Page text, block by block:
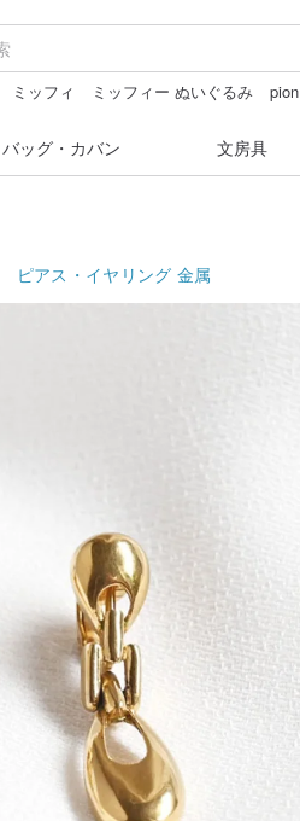
ミッフィ ミッフィー ぬいぐるみ pion
バッグ・カバン 文房具
ピアス・イヤリング 金属